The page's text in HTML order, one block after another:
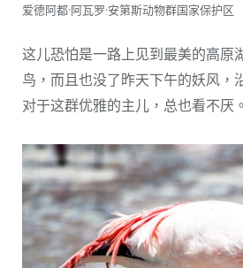
爱德阿都·阿瓦罗·安第斯动物群国家保护区
这儿恐怕是一路上见到最美的高原
鸟，而且也没了昨天下午的妖风，
对于这群优雅的主儿，总也看不厌。